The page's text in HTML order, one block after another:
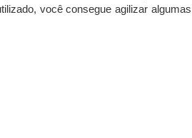
você consegue agilizar algumas